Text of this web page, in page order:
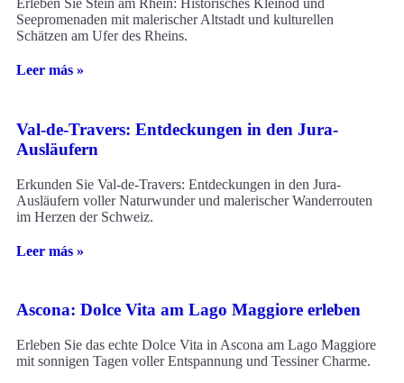
Erleben Sie Stein am Rhein: Historisches Kleinod und
Seepromenaden mit malerischer Altstadt und kulturellen
Schätzen am Ufer des Rheins.
Leer más »
Val-de-Travers: Entdeckungen in den Jura-
Ausläufern
Erkunden Sie Val-de-Travers: Entdeckungen in den Jura-
Ausläufern voller Naturwunder und malerischer Wanderrouten
im Herzen der Schweiz.
Leer más »
Ascona: Dolce Vita am Lago Maggiore erleben
Erleben Sie das echte Dolce Vita in Ascona am Lago Maggiore
mit sonnigen Tagen voller Entspannung und Tessiner Charme.